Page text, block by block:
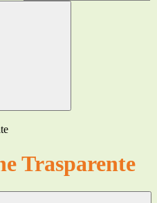
Trasparente